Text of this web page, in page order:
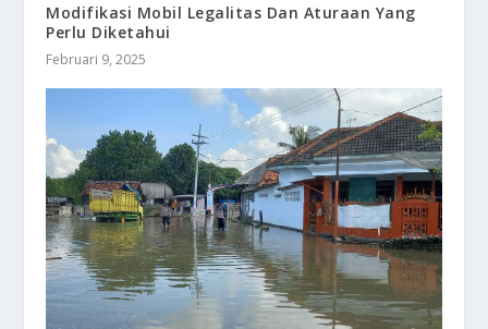
Modifikasi Mobil Legalitas Dan Aturaan Yang
Perlu Diketahui
Februari 9, 2025